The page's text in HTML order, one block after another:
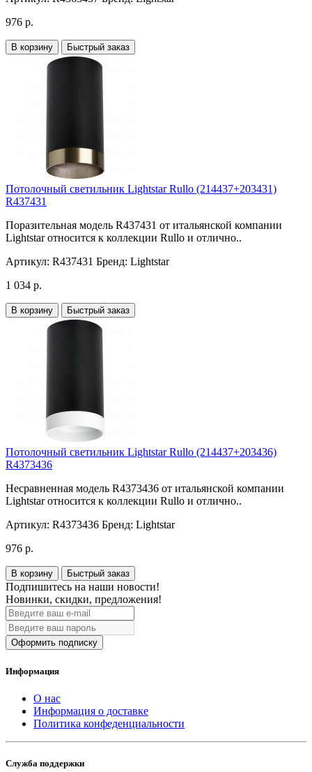
976 р.
В корзину Быстрый заказ
Потолочный светильник Lightstar Rullo (214437+203431)
R437431
Поразительная модель R437431 от итальянской компании
Lightstar относится к коллекции Rullo и отлично..
Артикул: R437431 Бренд: Lightstar
1 034 р.
В корзину Быстрый заказ
Потолочный светильник Lightstar Rullo (214437+203436)
R4373436
Несравненная модель R4373436 от итальянской компании
Lightstar относится к коллекции Rullo и отлично..
Артикул: R4373436 Бренд: Lightstar
976 р.
В корзину Быстрый заказ
Подпишитесь на наши новости!
Новинки, скидки, предложения!
Оформить подписку
Информация
О нас
Информация о доставке
Политика конфеденциальности
Служба поддержки